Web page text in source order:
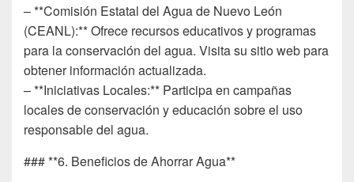
– **Comisión Estatal del Agua de Nuevo León
(CEANL):** Ofrece recursos educativos y programas
para la conservación del agua. Visita su sitio web para
obtener información actualizada.
– **Iniciativas Locales:** Participa en campañas
locales de conservación y educación sobre el uso
responsable del agua.
### **6. Beneficios de Ahorrar Agua**